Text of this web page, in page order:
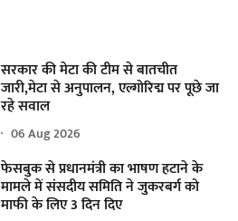
सरकार की मेटा की टीम से बातचीत
जारी,मेटा से अनुपालन, एल्गोरिद्म पर पूछे जा
रहे सवाल
06 Aug 2026
फेसबुक से प्रधानमंत्री का भाषण हटाने के
मामले में संसदीय समिति ने जुकरबर्ग को
माफी के लिए 3 दिन दिए